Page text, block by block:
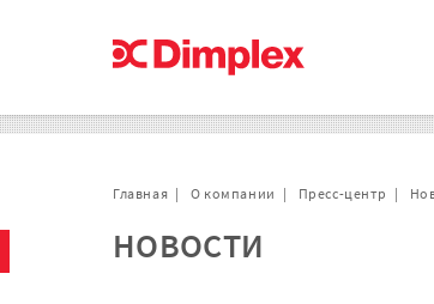
Главная О компании Пресс-центр
НОВОСТИ